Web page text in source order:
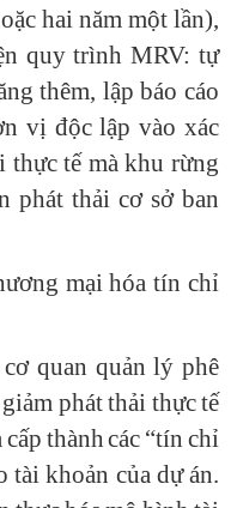
hai năm một lần),
quy trình MRV: tự
thêm, lập báo cáo
vị độc lập vào xác
thực tế mà khu rừng
phát thải cơ sở ban
mại hóa tín chỉ
quan quản lý phê
phát thải thực tế
thành các “tín chỉ
tài khoản của dự án.